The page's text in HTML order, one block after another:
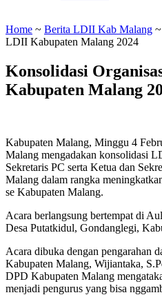
Home ~ Berita LDII Kab Malang ~
LDII Kabupaten Malang 2024
Konsolidasi
Kabupaten Malang
Kabupaten Malang, Minggu 4
Malang mengadakan konsolidasi
Sekretaris PC serta Ketua dan
Malang dalam rangka
se Kabupaten Malang.
Acara berlangsung bertempat di
Desa Putatkidul, Gondanglegi,
Acara dibuka dengan pengarahan
Kabupaten Malang, Wijiantaka,
DPD Kabupaten Malang
menjadi pengurus yang bisa